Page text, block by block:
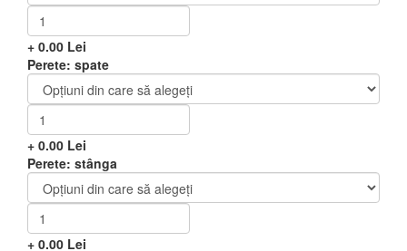
+ 0.00 Lei
Perete: spate
+ 0.00 Lei
Perete: stânga
+ 0.00 Lei